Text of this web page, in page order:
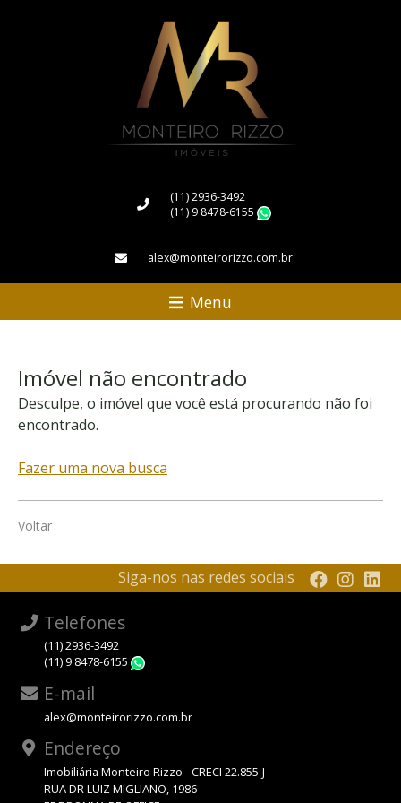
(11) 2936-3492
(11) 9 8478-6155
alex@monteirorizzo.com.br
Menu
Imóvel não encontrado
Desculpe, o imóvel que você está procurando não foi
encontrado.
Fazer uma nova busca
Voltar
Siga-nos nas redes sociais
Telefones
(11) 2936-3492
(11) 9 8478-6155
E-mail
alex@monteirorizzo.com.br
Endereço
Imobiliária Monteiro Rizzo - CRECI 22.855-J
RUA DR LUIZ MIGLIANO, 1986